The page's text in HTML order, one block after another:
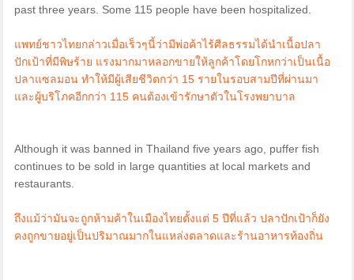
past three years. Some 115 people have been hospitalized.
แพทย์ชาวไทยกล่าวเมื่อเร็วๆนี้ว่ามีพ่อค้าไร้ศีลธรรมได้นำเนื้อปลา
ปักเป้าที่มีพิษร้าย แรงมากมาหลอกขายให้ลูกค้าโดยโกหกว่าเป็นเนื้อ
ปลาแซลมอน ทำให้มีผู้เสียชีวิตกว่า 15 รายในรอบสามปีที่ผ่านมา
และผู้บริโภคอีกกว่า 115 คนต้องเข้ารักษาตัวในโรงพยาบาล
Although it was banned in Thailand five years ago, puffer fish
continues to be sold in large quantities at local markets and
restaurants.
ถึงแม้ว่ามันจะถูกห้ามค้าในเมืองไทยตั้งแต่ 5 ปีที่แล้ว ปลาปักเป้าก็ยัง
คงถูกขายอยู่เป็นปริมาณมากในแหล่งตลาดและร้านอาหารท้องถิ่น